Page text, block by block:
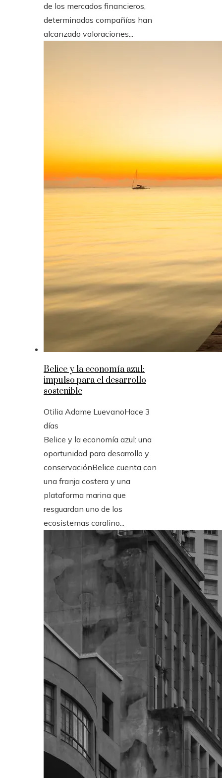
de los mercados financieros,
determinadas compañías han
alcanzado valoraciones...
Belice y la economía azul:
impulso para el desarrollo
sostenible
Otilia Adame LuevanoHace 3
días
Belice y la economía azul: una
oportunidad para desarrollo y
conservaciónBelice cuenta con
una franja costera y una
plataforma marina que
resguardan uno de los
ecosistemas coralino...